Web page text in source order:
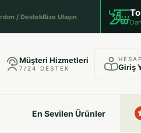
/ DestekBize Ulaşın
Müşteri Hizmetleri
7/24 DESTEK
HESAP
Giriş
En Sevilen Ürünler